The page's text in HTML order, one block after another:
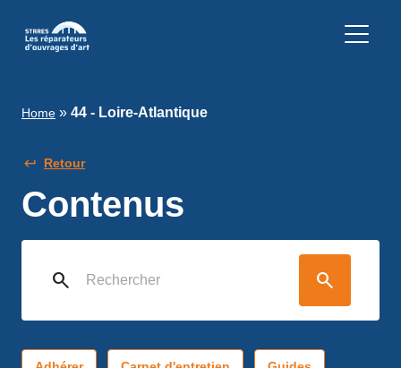
Home » 44 - Loire-Atlantique
Retour
Contenus
search search